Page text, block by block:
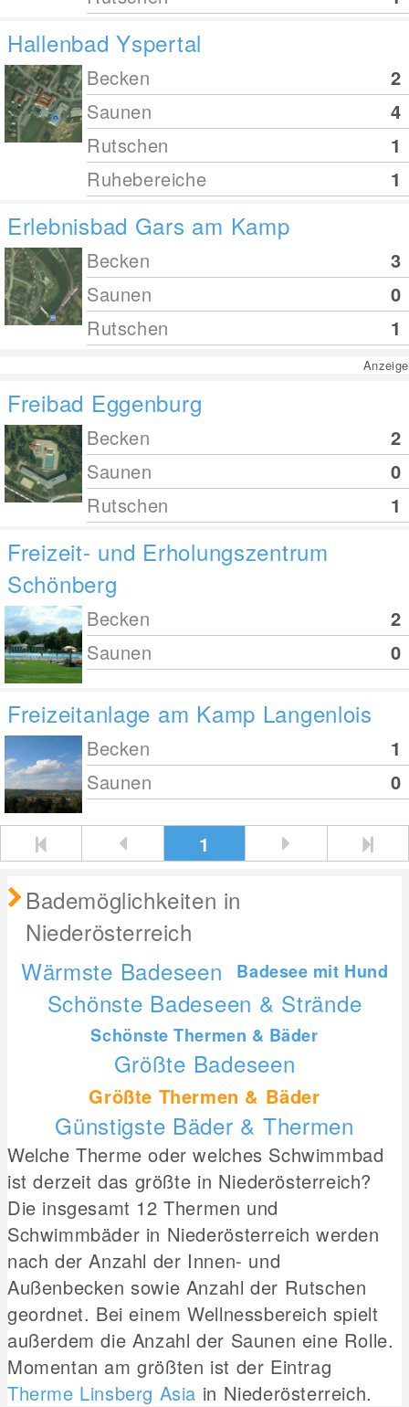
Hallenbad Yspertal
Becken
2
Saunen
4
Rutschen
1
Ruhebereiche
1
Erlebnisbad Gars am Kamp
Becken
3
Saunen
0
Rutschen
1
Anzeige
Freibad Eggenburg
Becken
2
Saunen
0
Rutschen
1
Freizeit- und Erholungszentrum
Schönberg
Becken
2
Saunen
0
Freizeitanlage am Kamp Langenlois
Becken
1
Saunen
0
1
Bademöglichkeiten in
Niederösterreich
Wärmste Badeseen
Badesee mit Hund
Schönste Badeseen & Strände
Schönste Thermen & Bäder
Größte Badeseen
Größte Thermen & Bäder
Günstigste Bäder & Thermen
Welche Therme oder welches Schwimmbad
ist derzeit das größte in Niederösterreich?
Die insgesamt 12 Thermen und
Schwimmbäder in Niederösterreich werden
nach der Anzahl der Innen- und
Außenbecken sowie Anzahl der Rutschen
geordnet. Bei einem Wellnessbereich spielt
außerdem die Anzahl der Saunen eine Rolle.
Momentan am größten ist der Eintrag
Therme Linsberg Asia in Niederösterreich.